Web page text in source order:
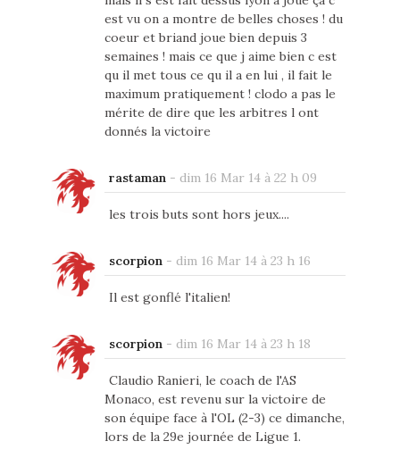
est vu on a montre de belles choses ! du
coeur et briand joue bien depuis 3
semaines ! mais ce que j aime bien c est
qu il met tous ce qu il a en lui , il fait le
maximum pratiquement ! clodo a pas le
mérite de dire que les arbitres l ont
donnés la victoire
rastaman- dim 16 Mar 14 à 22 h 09
les trois buts sont hors jeux....
scorpion- dim 16 Mar 14 à 23 h 16
Il est gonflé l'italien!
scorpion- dim 16 Mar 14 à 23 h 18
Claudio Ranieri, le coach de l'AS
Monaco, est revenu sur la victoire de
son équipe face à l'OL (2-3) ce dimanche,
lors de la 29e journée de Ligue 1.